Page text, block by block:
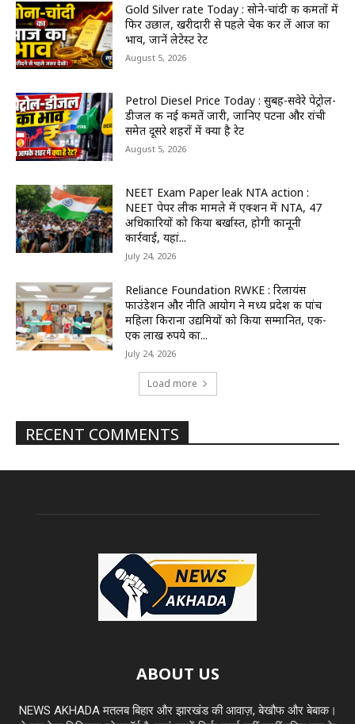
Gold Silver rate Today : सोने-चांदी की कीमतों में
फिर उछाल, खरीदारी से पहले चेक कर लें आज का
भाव, जानें लेटेस्ट रेट
August 5, 2026
Petrol Diesel Price Today : सुबह-सवेरे पेट्रोल-
डीजल की नई कीमतें जारी, जानिए पटना और रांची
समेत दूसरे शहरों में क्या है रेट
August 5, 2026
NEET Exam Paper leak NTA action :
NEET पेपर लीक मामले में एक्शन में NTA, 47
अधिकारियों को किया बर्खास्त, होगी कानूनी
कार्रवाई, यहां...
July 24, 2026
Reliance Foundation RWKE : रिलायंस
फाउंडेशन और नीति आयोग ने मध्य प्रदेश की पांच
महिला किराना उद्यमियों को किया सम्मानित, एक-
एक लाख रुपये का...
July 24, 2026
Load more
RECENT COMMENTS
ABOUT US
NEWS AKHADA मतलब बिहार और झारखंड की आवाज़, बेखौफ और बेबाक।